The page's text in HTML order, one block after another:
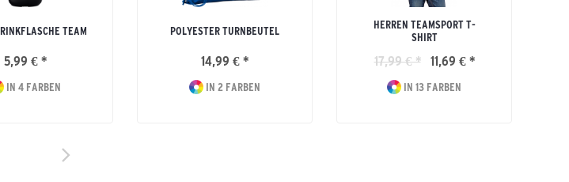
TEAM
5,99 € *
IN 4 FARBEN
POLYESTER TURNBEUTEL
14,99 € *
IN 2 FARBEN
HERREN TEAMSPORT T-
SHIRT
17,99 € * 11,69 € *
IN 13 FARBEN